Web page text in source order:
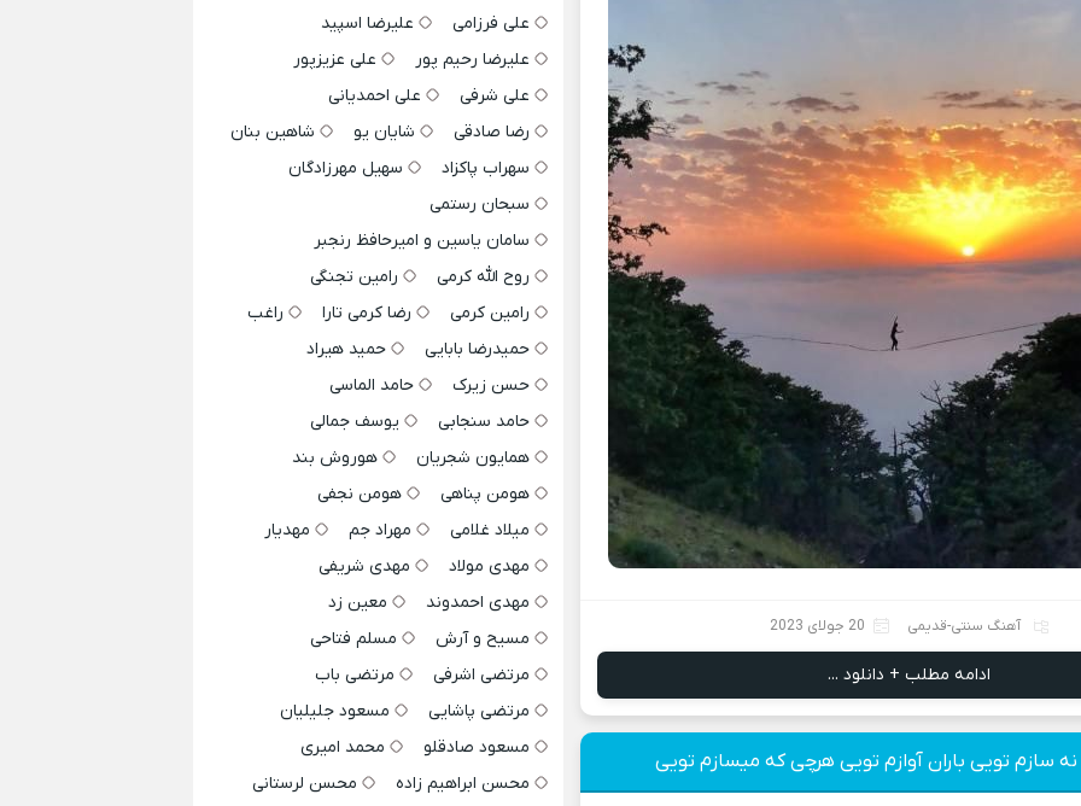
آهنگ سنتی-قدیمی 20 جولای 2023
ادامه مطلب + دانلود ...
سازم تویی باران آوازم تویی هرچی که میسازم تویی
علی فرزامی
علیرضا اسپید
علیرضا رحیم پور
علی عزیزپور
علی شرفی
علی احمدیانی
رضا صادقی
شایان یو
شاهین بنان
سهراب پاکزاد
سهیل مهرزادگان
سبحان رستمی
سامان یاسین و امیرحافظ رنجبر
روح الله کرمی
رامین تجنگی
رامین کرمی
رضا کرمی تارا
راغب
حمیدرضا بابایی
حمید هیراد
حسن زیرک
حامد الماسی
حامد سنجابی
یوسف جمالی
همایون شجریان
هوروش بند
هومن پناهی
هومن نجفی
میلاد غلامی
مهراد جم
مهدیار
مهدی مولاد
مهدی شریفی
مهدی احمدوند
معین زد
مسیح و آرش
مسلم فتاحی
مرتضی اشرفی
مرتضی باب
مرتضی پاشایی
مسعود جلیلیان
مسعود صادقلو
محمد امیری
محسن ابراهیم زاده
محسن لرستانی